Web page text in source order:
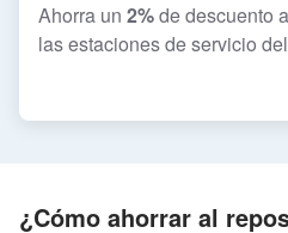
Ahorra un 2%de descuento
las estaciones de servicio
¿Cómo ahorrar al